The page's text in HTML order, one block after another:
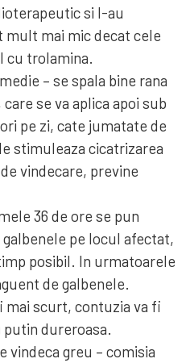
si l-au
mai mic decat cele
cu trolamina.
– se spala bine rana
se va aplica apoi sub
pe zi, cate jumatate de
stimuleaza cicatrizarea
vindecare, previne
36 de ore se pun
pe locul afectat,
posibil. In urmatoarele
de galbenele.
mai scurt, contuzia va fi
putin dureroasa.
vindeca greu – comisia